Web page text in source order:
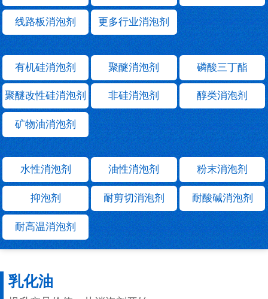
线路板消泡剂 更多行业消泡剂
有机硅消泡剂 聚醚消泡剂 磷酸三丁酯
聚醚改性硅消泡剂 非硅消泡剂 醇类消泡剂
矿物油消泡剂
水性消泡剂 油性消泡剂 粉末消泡剂
抑泡剂 耐剪切消泡剂 耐酸碱消泡剂
耐高温消泡剂
乳化油